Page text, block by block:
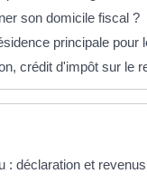
son domicile fiscal ?
principale pour
crédit d'impôt sur le
: déclaration et